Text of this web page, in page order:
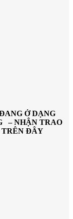
Ở DẠNG
– NHẬN TRAO
TRÊN ĐÂY